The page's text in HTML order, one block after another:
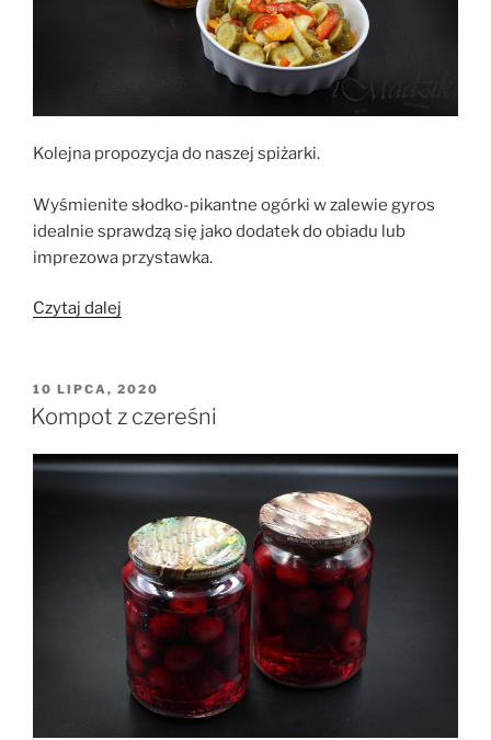
Kolejna propozycja do naszej spiżarki.
Wyśmienite słodko-pikantne ogórki w zalewie gyros
idealnie sprawdzą się jako dodatek do obiadu lub
imprezowa przystawka.
Czytaj dalej
–
ogórki
zalewie
OPUBLIKOWANE
W
10 LIPCA, 2020
Kompot z czereśni